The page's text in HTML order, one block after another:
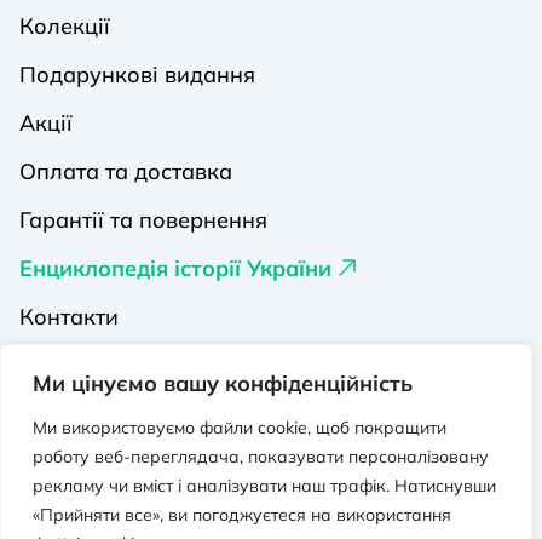
Ми цінуємо вашу конфіденційність
Ми використовуємо файли cookie, щоб покращити
роботу веб-переглядача, показувати персоналізовану
рекламу чи вміст і аналізувати наш трафік. Натиснувши
«Прийняти все», ви погоджуєтеся на використання
Колекції
Подарункові видання
Акції
Оплата та доставка
Гарантії та повернення
Енциклопедія історії України
Контакти
Видавництва на Порталі
Політика конфіденційності
Публічна оферта